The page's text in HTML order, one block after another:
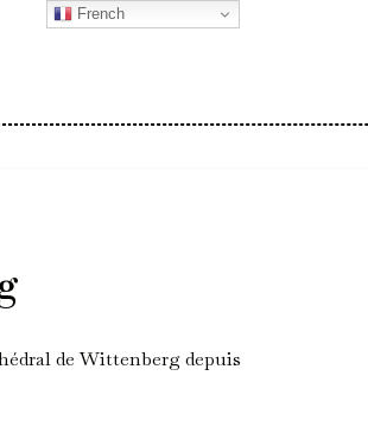
de Wittenberg depuis
French